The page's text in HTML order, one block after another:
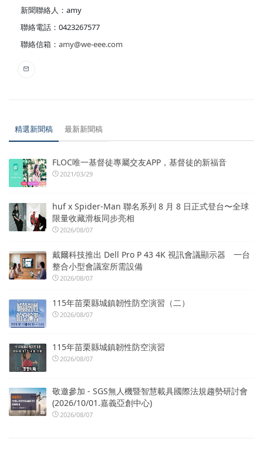
新聞聯絡人：amy
聯絡電話：0423267577
聯絡信箱： amy@we-eee.com
精選新聞稿 最新新聞稿
FLOC唯一基督徒專屬交友APP，基督徒的新福音
2021/03/29
huf x Spider-Man 聯名系列 8 月 8 日正式登台〜全球
限量收藏滑板同步亮相
2026/08/07
戴爾科技推出 Dell Pro P 43 4K 視訊會議顯示器 一台
整合小型會議室所需設備
2026/08/07
115年苗栗縣城鎮韌性防空演習（二）
2026/08/07
115年苗栗縣城鎮韌性防空演習
2026/08/07
敬邀參加 - SGS無人機暨智慧載具國際法規趨勢研討會
(2026/10/01.嘉義亞創中心)
2026/08/07